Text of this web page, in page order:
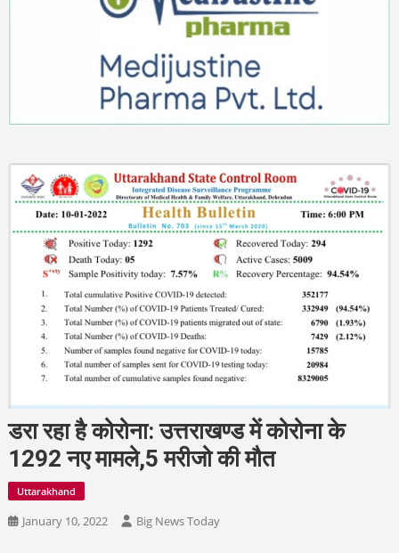
डरा रहा है कोरोना: उत्तराखण्ड में कोरोना के
1292 नए मामले,5 मरीजो की मौत
Uttarakhand
January 10, 2022 Big News Today